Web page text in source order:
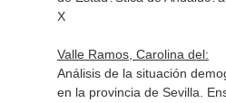
X
Valle Ramos, Carolina del:
Análisis de la situación
en la provincia de Sevilla.